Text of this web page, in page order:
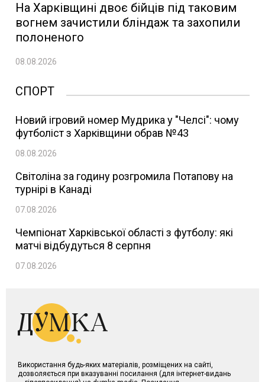
На Харківщині двоє бійців під таковим
вогнем зачистили бліндаж та захопили
полоненого
08.08.2026
СПОРТ
Новий ігровий номер Мудрика у "Челсі": чому
футболіст з Харківщини обрав №43
08.08.2026
Світоліна за годину розгромила Потапову на
турнірі в Канаді
07.08.2026
Чемпіонат Харківської області з футболу: які
матчі відбудуться 8 серпня
07.08.2026
Використання будь-яких матеріалів, розміщених на сайті,
дозволяється при вказуванні посилання (для інтернет-видань